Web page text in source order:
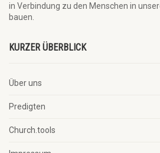
in Verbindung zu den Menschen in
bauen.
KURZER ÜBERBLICK
Über uns
Predigten
Church.tools